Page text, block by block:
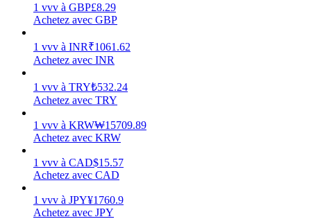
Des rendements élevés et un accès instantané
1 vvv à GBP£8.29
Achetez avec GBP
1 vvv à INR₹1061.62
Achetez avec INR
1 vvv à TRY₺532.24
Achetez avec TRY
1 vvv à KRW₩15709.89
Achetez avec KRW
1 vvv à CAD$15.57
Achetez avec CAD
1 vvv à JPY¥1760.9
Achetez avec JPY